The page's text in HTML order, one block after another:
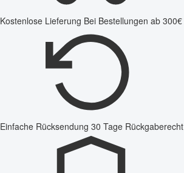
Kostenlose Lieferung Bei Bestellungen ab 300€
Einfache Rücksendung 30 Tage Rückgaberecht